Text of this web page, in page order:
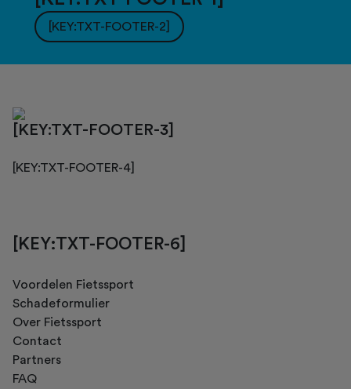
[KEY:TXT-FOOTER-2]
[KEY:TXT-FOOTER-3]
[KEY:TXT-FOOTER-4]
[KEY:TXT-FOOTER-6]
Voordelen Fietssport
Schadeformulier
Over Fietssport
Contact
Partners
FAQ